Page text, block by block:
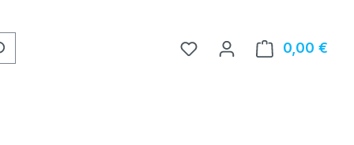
0,00 €